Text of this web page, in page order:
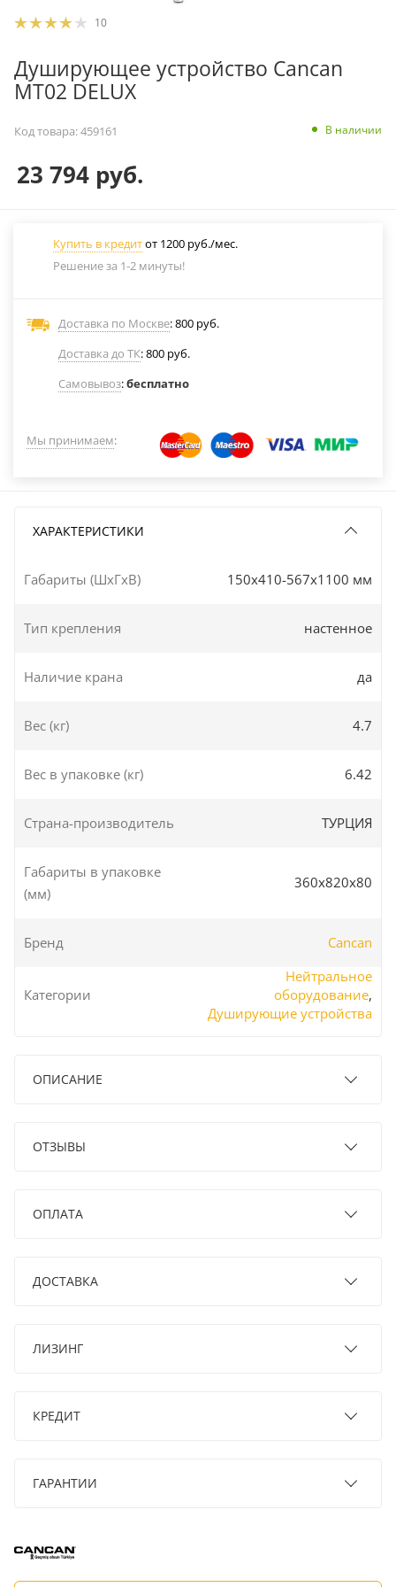
10
Душирующее устройство Cancan
MT02 DELUX
Код товара:459161 В наличии
23 794 руб.
Купить в кредитот 1200 руб./мес.
Решение за 1-2 минуты!
Доставка по Москве: 800 руб.
Доставка до ТК: 800 руб.
Самовывоз:бесплатно
Мы принимаем:
ХАРАКТЕРИСТИКИ
Габариты (ШxГxВ) 150x410-567x1100 мм
Тип крепления настенное
Наличие крана да
Вес (кг) 4.7
Вес в упаковке (кг) 6.42
Страна-производитель ТУРЦИЯ
Габариты в упаковке
(мм)
360x820x80
Бренд Cancan
Категории
Нейтральное
оборудование,
Душирующие устройства
ОПИСАНИЕ
ОТЗЫВЫ
ОПЛАТА
ДОСТАВКА
ЛИЗИНГ
КРЕДИТ
ГАРАНТИИ